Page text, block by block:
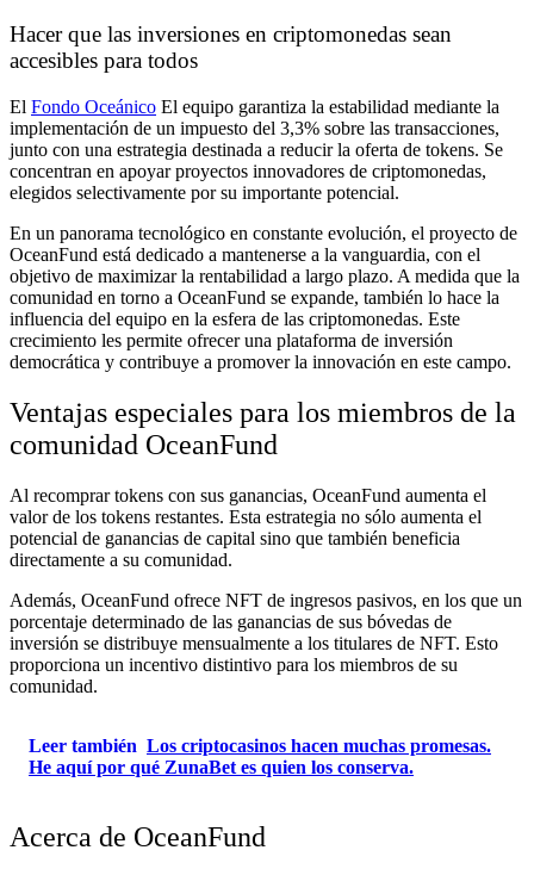
Hacer que las inversiones en criptomonedas sean
accesibles para todos
El Fondo Oceánico El equipo garantiza la estabilidad mediante la
implementación de un impuesto del 3,3% sobre las transacciones,
junto con una estrategia destinada a reducir la oferta de tokens. Se
concentran en apoyar proyectos innovadores de criptomonedas,
elegidos selectivamente por su importante potencial.
En un panorama tecnológico en constante evolución, el proyecto de
OceanFund está dedicado a mantenerse a la vanguardia, con el
objetivo de maximizar la rentabilidad a largo plazo. A medida que la
comunidad en torno a OceanFund se expande, también lo hace la
influencia del equipo en la esfera de las criptomonedas. Este
crecimiento les permite ofrecer una plataforma de inversión
democrática y contribuye a promover la innovación en este campo.
Ventajas especiales para los miembros de la
comunidad OceanFund
Al recomprar tokens con sus ganancias, OceanFund aumenta el
valor de los tokens restantes. Esta estrategia no sólo aumenta el
potencial de ganancias de capital sino que también beneficia
directamente a su comunidad.
Además, OceanFund ofrece NFT de ingresos pasivos, en los que un
porcentaje determinado de las ganancias de sus bóvedas de
inversión se distribuye mensualmente a los titulares de NFT. Esto
proporciona un incentivo distintivo para los miembros de su
comunidad.
Leer también Los criptocasinos hacen muchas promesas.
He aquí por qué ZunaBet es quien los conserva.
Acerca de OceanFund